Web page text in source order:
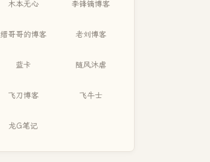
木本无心 李锋镝博客
缙哥哥的博客 老刘博客
蓝卡 随风沐虐
飞刀博客 飞牛士
龙G笔记